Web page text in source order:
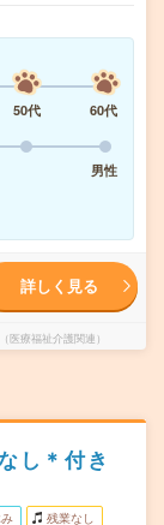
50代
60代
男性
詳しく見る
療福祉介護関連）
し＊付き
残業なし